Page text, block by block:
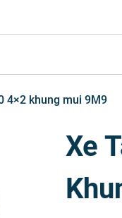
4×2 khung mui 9M9
Xe